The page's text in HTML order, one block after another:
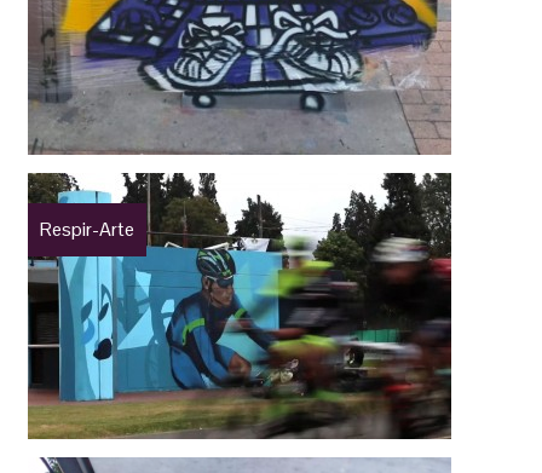
Respir-Arte